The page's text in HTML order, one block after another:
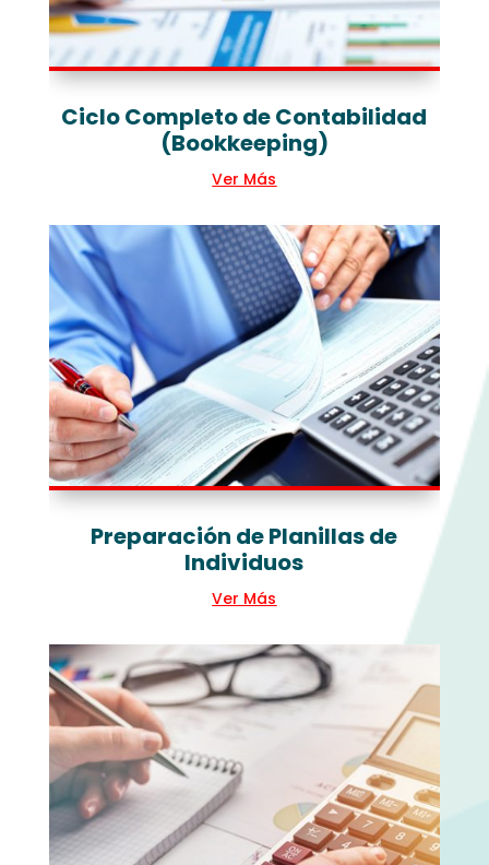
Ciclo Completo de Contabilidad
(Bookkeeping)
Ver Más
Preparación de Planillas de
Individuos
Ver Más